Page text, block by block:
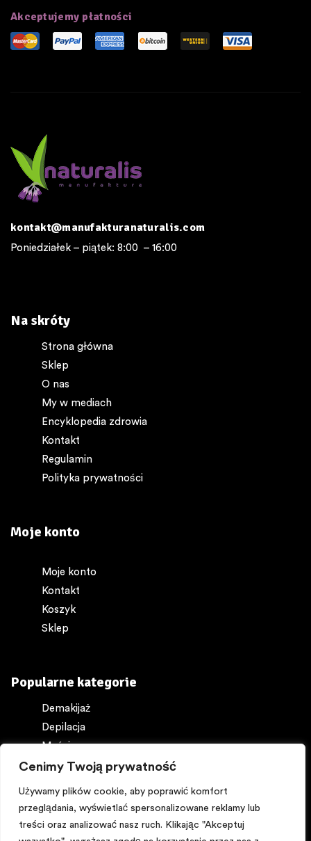
Cenimy Twoją prywatność
Używamy plików cookie, aby poprawić komfort
przeglądania, wyświetlać spersonalizowane reklamy lub
treści oraz analizować nasz ruch. Klikając "Akceptuj
Akceptujemy płatności
Na skróty
Strona główna
Sklep
O nas
My w mediach
Encyklopedia zdrowia
Kontakt
Regulamin
Polityka prywatności
Moje konto
Moje konto
Kontakt
Koszyk
Sklep
Popularne kategorie
Demakijaż
Depilacja
Maści
Ochrona ciała
kontakt@manufakturanaturalis.com
Poniedziałek – piątek: 8:00 – 16:00